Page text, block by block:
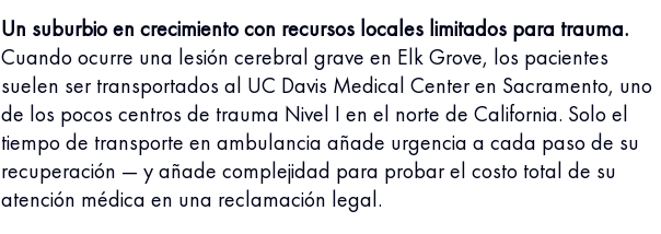
Un suburbio en crecimiento con recursos locales limitados para trauma.
Cuando ocurre una lesión cerebral grave en Elk Grove, los pacientes
suelen ser transportados al UC Davis Medical Center en Sacramento, uno
de los pocos centros de trauma Nivel I en el norte de California. Solo el
tiempo de transporte en ambulancia añade urgencia a cada paso de su
recuperación — y añade complejidad para probar el costo total de su
atención médica en una reclamación legal.